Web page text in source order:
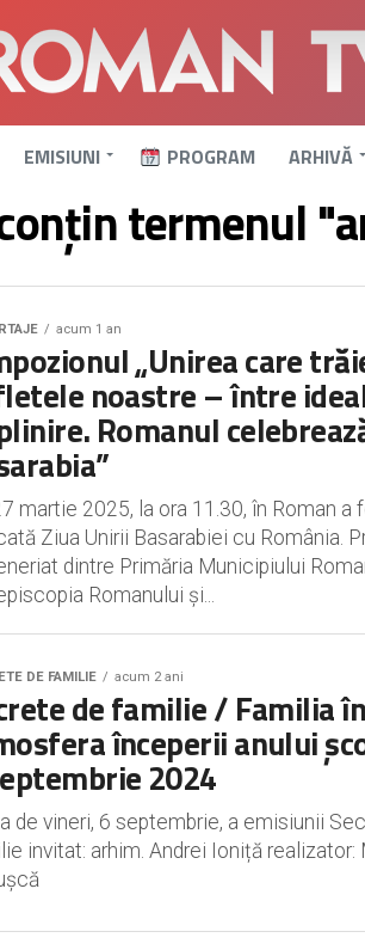
EMISIUNI PROGRAM ARHIVĂ
termenul
acum 1 an
„Unirea care
noastre – între
Romanul
martie 2025, la ora 11.30, în Roman a
Ziua Unirii Basarabiei cu România.
dintre Primăria Municipiului
Romanului și...
DE FAMILIE acum 2 ani
de familie / Familia în
începerii anului
2024
de vineri, 6 septembrie, a emisiunii
invitat: arhim. Andrei Ioniță realizator: